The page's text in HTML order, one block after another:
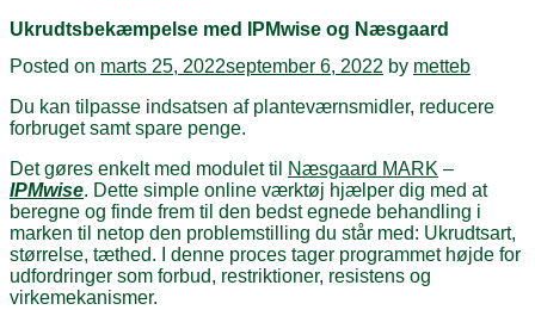
Ukrudtsbekæmpelse med IPMwise og Næsgaard
Posted on marts 25, 2022september 6, 2022 by metteb
Du kan tilpasse indsatsen af planteværnsmidler, reducere
forbruget samt spare penge.
Det gøres enkelt med modulet til
Næsgaard MARK –
IPMwise. Dette simple online værktøj hjælper dig med at
beregne og finde frem til den bedst egnede behandling i
marken til netop den problemstilling du står med: Ukrudtsart,
størrelse, tæthed. I denne proces tager programmet højde for
udfordringer som forbud, restriktioner, resistens og
virkemekanismer.